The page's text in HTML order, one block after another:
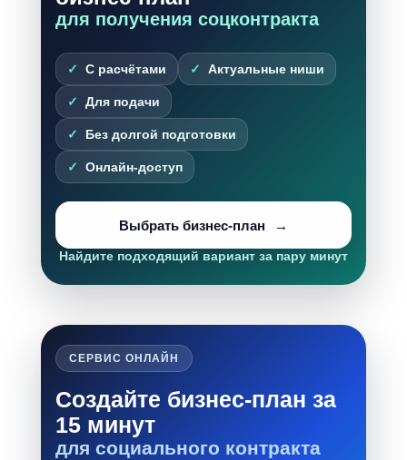
для получения соцконтракта
С расчётами Актуальные ниши
Для подачи
Без долгой подготовки
Онлайн-доступ
Выбрать бизнес-план
Найдите подходящий вариант за пару минут
СЕРВИС ОНЛАЙН
Создайте бизнес-план за
15 минут
для социального контракта